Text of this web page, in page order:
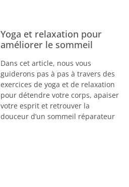
Yoga et relaxation pour
améliorer le sommeil
Dans cet article, nous vous
guiderons pas à pas à travers des
exercices de yoga et de relaxation
pour détendre votre corps, apaiser
votre esprit et retrouver la
douceur d’un sommeil réparateur